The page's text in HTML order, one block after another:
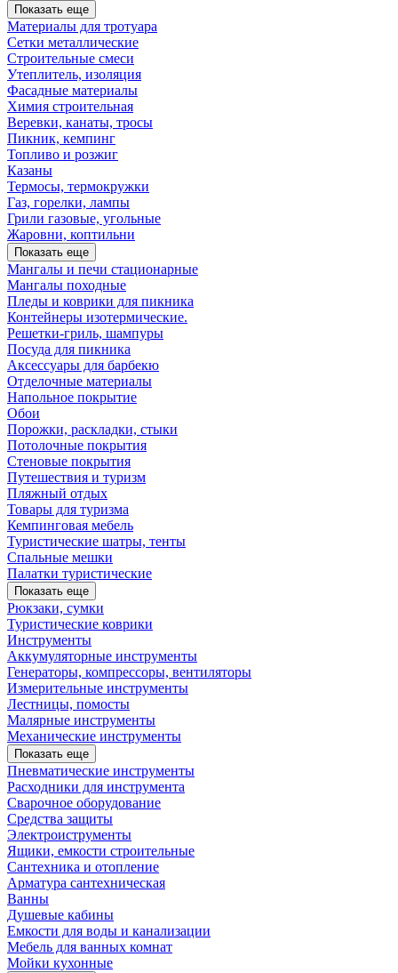
Показать еще
Материалы для тротуара
Сетки металлические
Строительные смеси
Утеплитель, изоляция
Фасадные материалы
Химия строительная
Веревки, канаты, тросы
Пикник, кемпинг
Топливо и розжиг
Казаны
Термосы, термокружки
Газ, горелки, лампы
Грили газовые, угольные
Жаровни, коптильни
Показать еще
Мангалы и печи стационарные
Мангалы походные
Пледы и коврики для пикника
Контейнеры изотермические.
Решетки-гриль, шампуры
Посуда для пикника
Аксессуары для барбекю
Отделочные материалы
Напольное покрытие
Обои
Порожки, раскладки, стыки
Потолочные покрытия
Стеновые покрытия
Путешествия и туризм
Пляжный отдых
Товары для туризма
Кемпинговая мебель
Туристические шатры, тенты
Спальные мешки
Палатки туристические
Показать еще
Рюкзаки, сумки
Туристические коврики
Инструменты
Аккумуляторные инструменты
Генераторы, компрессоры, вентиляторы
Измерительные инструменты
Лестницы, помосты
Малярные инструменты
Механические инструменты
Показать еще
Пневматические инструменты
Расходники для инструмента
Сварочное оборудование
Средства защиты
Электроиструменты
Ящики, емкости строительные
Сантехника и отопление
Арматура сантехническая
Ванны
Душевые кабины
Емкости для воды и канализации
Мебель для ванных комнат
Мойки кухонные